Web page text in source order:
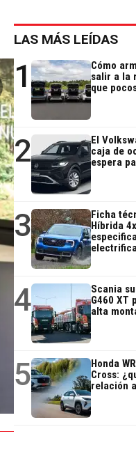
LAS MÁS LEÍDAS
1
Cómo
salir a la
que
2
El
caja de
espera
3
Ficha
Híbrida
4
Scania
G460 XT
alta
5
Honda
Cross:
relación